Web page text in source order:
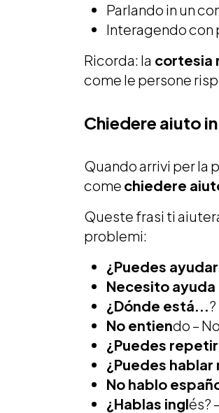
Parlando in un
Interagendo con
Ricorda: la cortesia
come le persone
Chiedere aiuto
Quando arrivi per la
come chiedere
Queste frasi ti
problemi:
¿Puedes
Necesito ayuda
¿Dónde está...
No entiendo –
¿Puedes
¿Puedes
No hablo
¿Hablas inglés?